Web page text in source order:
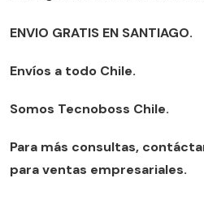
ENVIO GRATIS EN SANTIAGO.
Envíos a todo Chile.
Somos Tecnoboss Chile.
Para más consultas,
para ventas empresariales.